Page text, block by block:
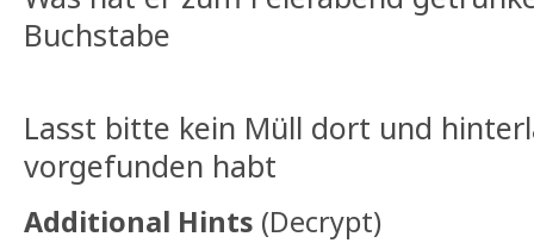
Buchstabe
Lasst bitte kein Müll dort und
vorgefunden habt
Additional Hints (Decrypt)